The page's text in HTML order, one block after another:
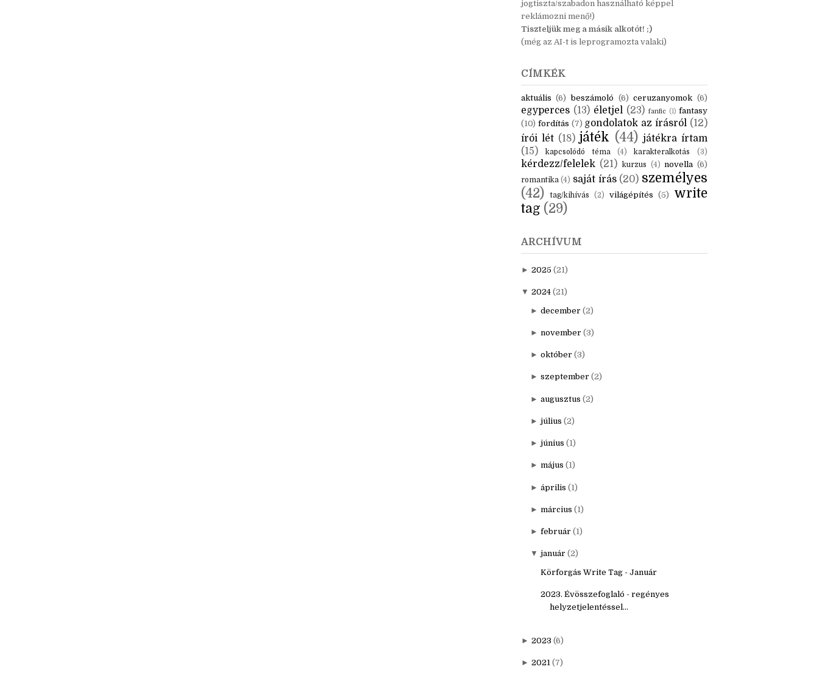
AI-e; bármi)Idézni is úgy illik, ha odaírjuk az
írót, nem? :D
(Haladóknak: Könyvet/egyéb terméket
jogtiszta/szabadon használható képpel
Tiszteljük meg a másik alkotót! ;)
CÍMKÉK
aktuális (6) beszámoló (6) ceruzanyomok (6)
egyperces (13) életjel (23) fanfic (1) fantasy
(10) fordítás (7) gondolatok az írásról (12)
írói lét
(18) játék (44) játékra írtam
(15)
kapcsolódó téma (4) karakteralkotás (3)
kérdezz/felelek
tag/kihívás
tag (29)
2025 (21)
2024 (21)
► december (2)
► november (3)
► október (3)
► szeptember
► augusztus
► július (2)
► június (1)
► május (1)
► április (1)
► március (1)
►február (1)
▼január (2)
Körforgás Write Tag - Január
helyzetjelentéssel...